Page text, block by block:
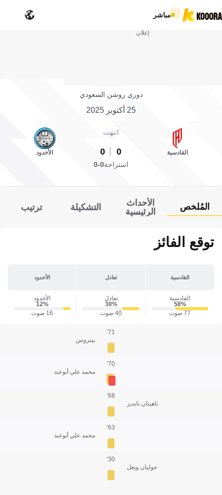
مباشر
إعلان
دوري روشن السعودي
25 أكتوبر 2025
القادسية
انتهت
0
0 الأخدود
استراحة0-0
المُلخص
الأحداث
الرئيسية
التشكيلة ترتيب
توقع الفائز
القادسية تعادل الأخدود
القادسية
58‎%‎
77 صوت
تعادل
30‎%‎
40 صوت
الأخدود
12‎%‎
16 صوت
بيتروس
71'
محمد علي أبوعبد
70'
ناهيتان نانديز
68'
محمد علي أبوعبد
63'
جوليان ويغل
30'